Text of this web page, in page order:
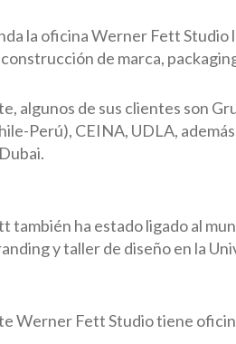
la oficina Werner Fett
de marca,
algunos de sus clientes son
Perú), CEINA, UDLA,
también ha estado ligado al
y taller de diseño en la
Werner Fett Studio tiene